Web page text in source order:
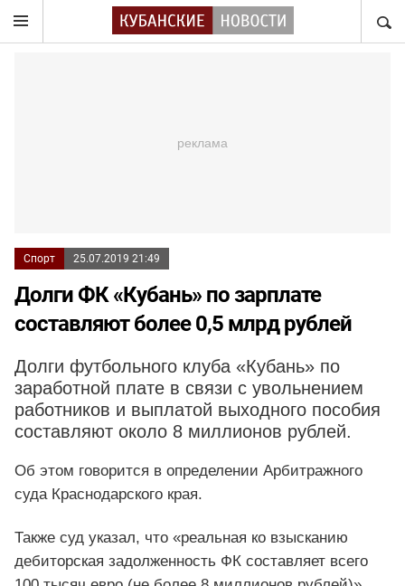
Спорт 25.07.2019 21:49
Долги ФК «Кубань» по зарплате
составляют более 0,5 млрд рублей
Долги футбольного клуба «Кубань» по
заработной плате в связи с увольнением
работников и выплатой выходного пособия
составляют около 8 миллионов рублей.
Об этом говорится в определении Арбитражного
суда Краснодарского края.
Также суд указал, что «реальная ко взысканию
дебиторская задолженность ФК составляет всего